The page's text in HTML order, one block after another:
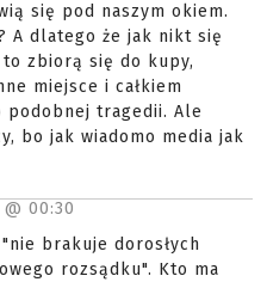
się pod naszym okiem.
A dlatego że jak nikt się
to zbiorą się do kupy,
miejsce i całkiem
podobnej tragedii. Ale
bo jak wiadomo media jak
00:30
"nie brakuje dorosłych
rozsądku". Kto ma